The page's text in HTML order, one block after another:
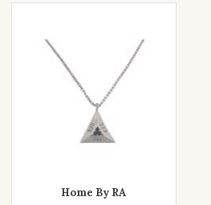
Home By RA